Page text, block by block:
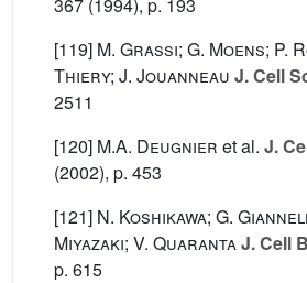
[119] M. Grassi; G. Moens; P.
Thiery; J. Jouanneau J. Cell
2511
[120] M.A. Deugnier et al. J.
(2002), p. 453
[121] N. Koshikawa; G.
Miyazaki; V. QuarantaJ. Cell
p. 615